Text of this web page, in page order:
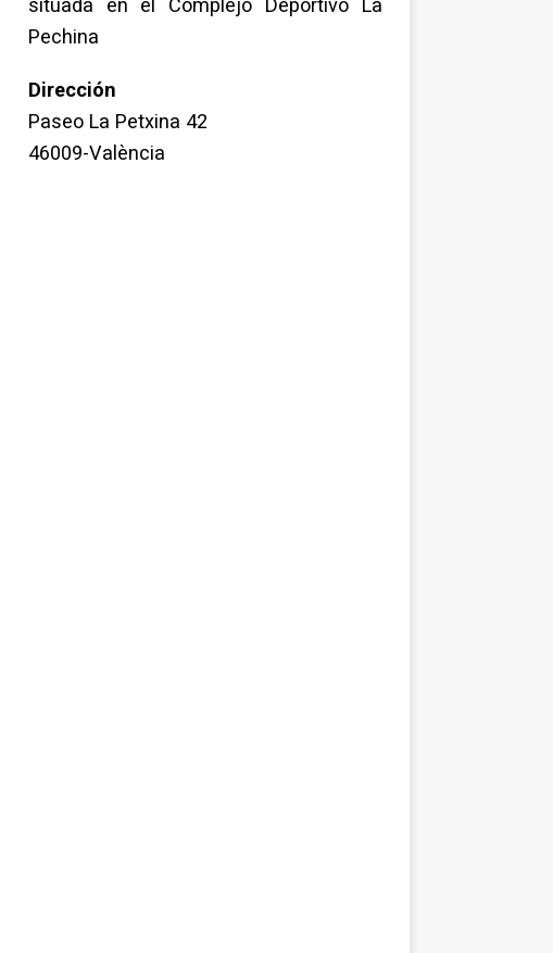
situada en el Complejo Deportivo La
Pechina
Dirección
Paseo La Petxina 42
46009-València